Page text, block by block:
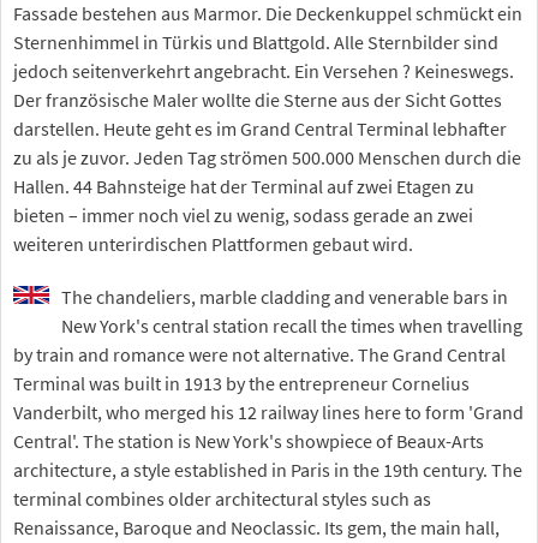
Fassade bestehen aus Marmor. Die Deckenkuppel schmückt ein
Sternenhimmel in Türkis und Blattgold. Alle Sternbilder sind
jedoch seitenverkehrt angebracht. Ein Versehen ? Keineswegs.
Der französische Maler wollte die Sterne aus der Sicht Gottes
darstellen. Heute geht es im Grand Central Terminal lebhafter
zu als je zuvor. Jeden Tag strömen 500.000 Menschen durch die
Hallen. 44 Bahnsteige hat der Terminal auf zwei Etagen zu
bieten – immer noch viel zu wenig, sodass gerade an zwei
weiteren unterirdischen Plattformen gebaut wird.
The chandeliers, marble cladding and venerable bars in
New York's central station recall the times when travelling
by train and romance were not alternative. The Grand Central
Terminal was built in 1913 by the entrepreneur Cornelius
Vanderbilt, who merged his 12 railway lines here to form 'Grand
Central'. The station is New York's showpiece of Beaux-Arts
architecture, a style established in Paris in the 19th century. The
terminal combines older architectural styles such as
Renaissance, Baroque and Neoclassic. Its gem, the main hall,